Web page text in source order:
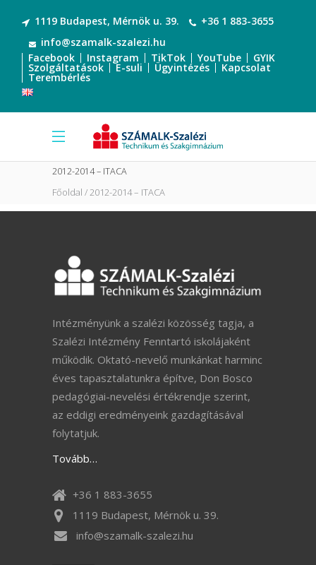
1119 Budapest, Mérnök u. 39.
+36 1 883-3655
info@szamalk-szalezi.hu
Facebook
Instagram TikTok YouTube GYIK
Szolgáltatások E-suli Ügyintézés Kapcsolat
Terembérlés
2012-2014 – ITACA
Főoldal 2012-2014 – ITACA
Intézményünk a szalézi közösség tagja, a
Szalézi Intézmény Fenntartó iskolájaként
működik. Oktató-nevelő munkánkat harminc
éves tapasztalatunkra építve, Don Bosco
pedagógiai-nevelési értékrendje szerint,
az eddigi eredményeink gazdagításával
folytatjuk.
Tovább…
+36 1 883-3655
1119 Budapest, Mérnök u. 39.
info@szamalk-szalezi.hu